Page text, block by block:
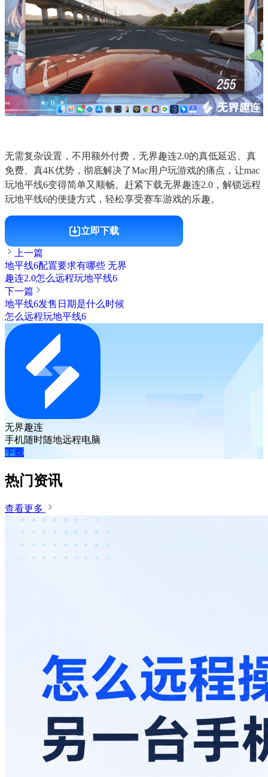
无需复杂设置，不用额外付费，无界趣连2.0的真低延迟、真
免费、真4K优势，彻底解决了Mac用户玩游戏的痛点，让mac
玩地平线6变得简单又顺畅。赶紧下载无界趣连2.0，解锁远程
玩地平线6的便捷方式，轻松享受赛车游戏的乐趣。
立即下载
上一篇
地平线6配置要求有哪些 无界
趣连2.0怎么远程玩地平线6
下一篇
地平线6发售日期是什么时候
怎么远程玩地平线6
无界趣连
手机随时随地远程电脑
下载
热门资讯
查看更多